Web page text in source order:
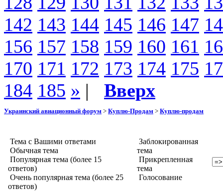
142 143 144 145 146 147
156 157 158 159 160 161
170 171 172 173 174 175
184 185 » | Вверх
Украинский авиационный форум > Куплю-Продам > Куплю-продам
Тема с Вашими ответами
Обычная тема
Популярная тема (более 15
ответов)
Очень популярная тема (более 25
ответов)
Заблокированная
тема
Прикрепленная
тема
Голосование